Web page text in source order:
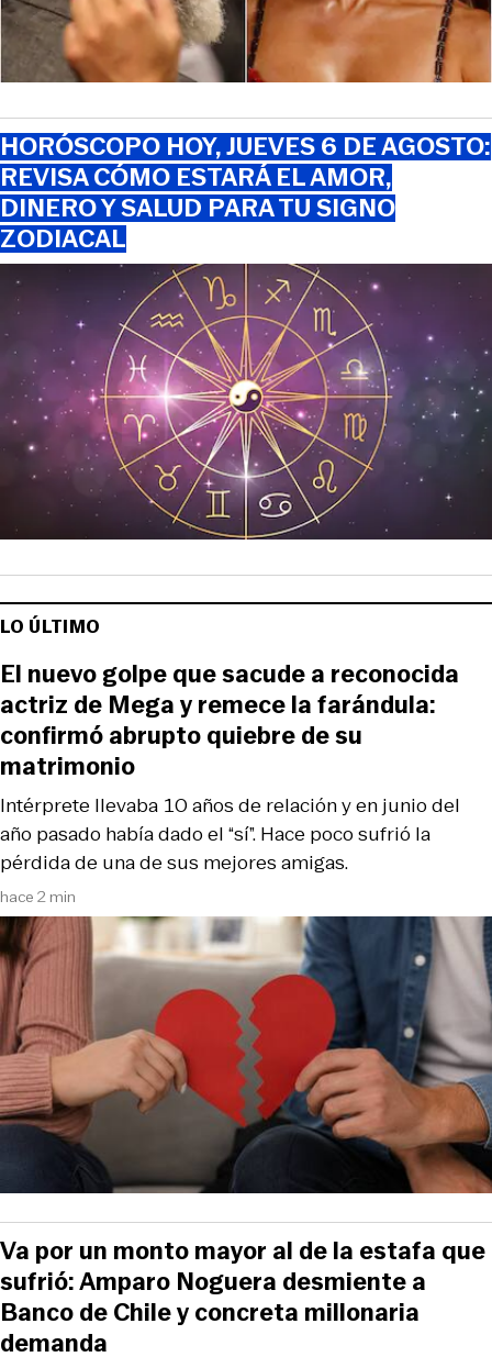
HORÓSCOPO HOY, JUEVES 6 DE AGOSTO:
REVISA CÓMO ESTARÁ EL AMOR,
DINERO Y SALUD PARA TU SIGNO
ZODIACAL
LO ÚLTIMO
hace 2 min
Intérprete llevaba 10 años de relación y en junio del
año pasado había dado el “sí”. Hace poco sufrió la
pérdida de una de sus mejores amigas.
El nuevo golpe que sacude a reconocida
actriz de Mega y remece la farándula:
confirmó abrupto quiebre de su
matrimonio
Va por un monto mayor al de la estafa que
sufrió: Amparo Noguera desmiente a
Banco de Chile y concreta millonaria
demanda